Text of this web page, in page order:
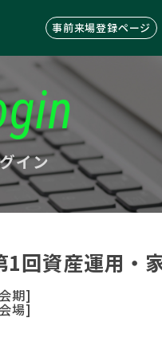
事前来場登録ページ
イン
回資産運用・
期]
場]